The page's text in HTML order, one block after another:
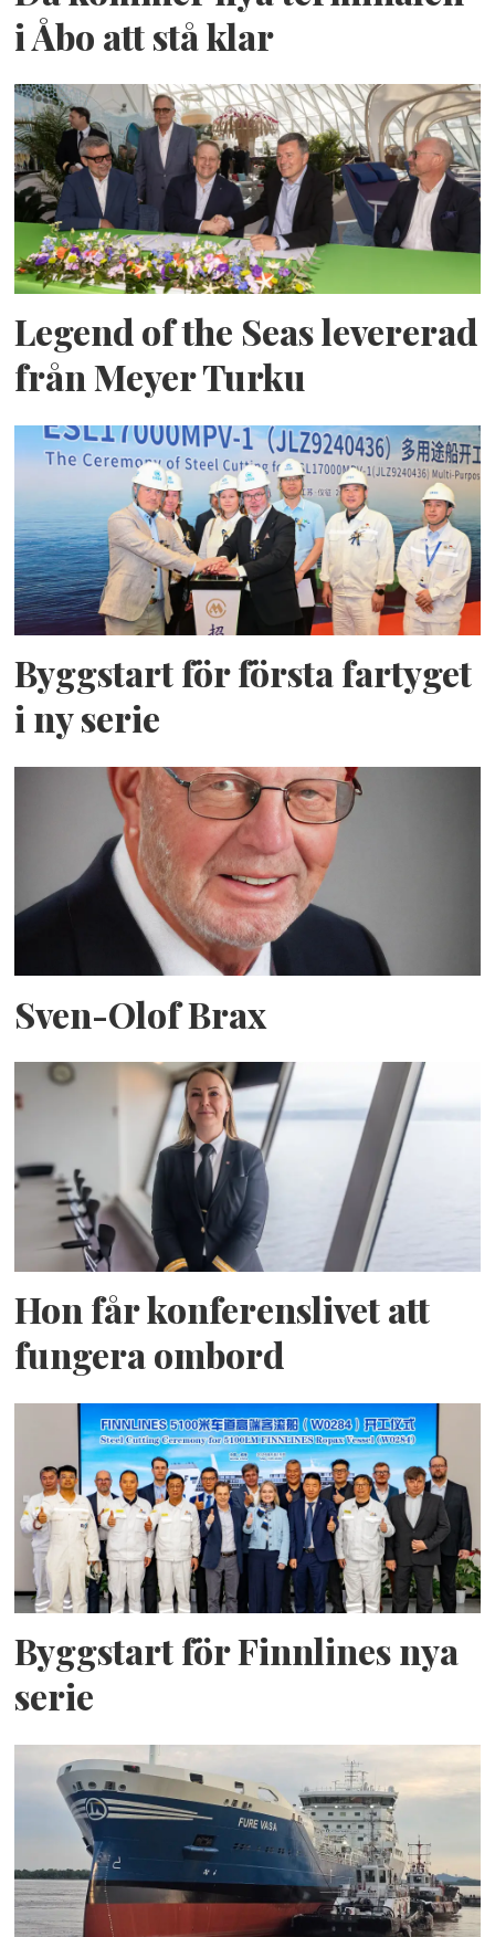
i Åbo att stå klar
Legend of the Seas levererad
från Meyer Turku
Byggstart för första fartyget
i ny serie
Sven-Olof Brax
Hon får konferenslivet att
fungera ombord
Byggstart för Finnlines nya
serie